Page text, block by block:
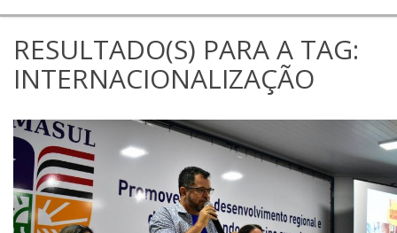
RESULTADO(S) PARA A TAG:
INTERNACIONALIZAÇÃO